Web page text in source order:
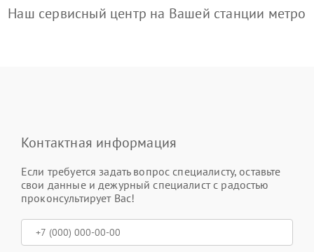
Наш сервисный центр на Вашей станции метро
Контактная информация
Если требуется задать вопрос специалисту, оставьте
свои данные и дежурный специалист с радостью
проконсультирует Вас!